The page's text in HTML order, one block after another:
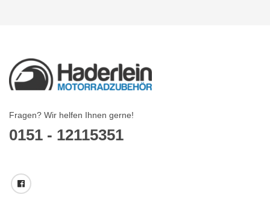
Fragen? Wir helfen Ihnen gerne!
0151 - 12115351